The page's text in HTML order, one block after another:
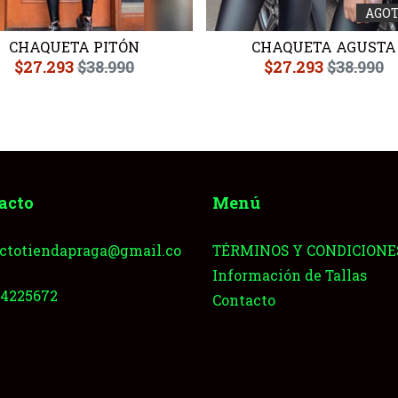
CHAQUETA PITÓN
$27.293$38.990
CHAQUETA AGUSTA
$27.293$38.990
Menú
TÉRMINOS Y
Información de Tallas
Contacto